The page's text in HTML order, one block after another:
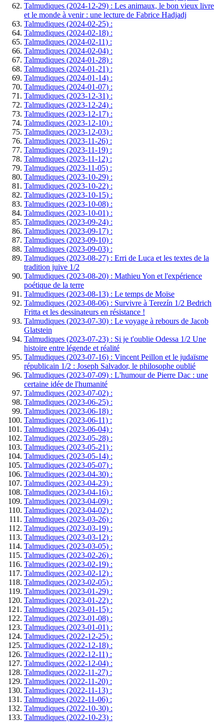
Talmudiques (2024-12-29) : Les animaux, le bon vieux livre
et le monde à venir : une lecture de Fabrice Hadjadj
Talmudiques (2024-02-25) :
Talmudiques (2024-02-18) :
Talmudiques (2024-02-11) :
Talmudiques (2024-02-04) :
Talmudiques (2024-01-28) :
Talmudiques (2024-01-21) :
Talmudiques (2024-01-14) :
Talmudiques (2024-01-07) :
Talmudiques (2023-12-31) :
Talmudiques (2023-12-24) :
Talmudiques (2023-12-17) :
Talmudiques (2023-12-10) :
Talmudiques (2023-12-03) :
Talmudiques (2023-11-26) :
Talmudiques (2023-11-19) :
Talmudiques (2023-11-12) :
Talmudiques (2023-11-05) :
Talmudiques (2023-10-29) :
Talmudiques (2023-10-22) :
Talmudiques (2023-10-15) :
Talmudiques (2023-10-08) :
Talmudiques (2023-10-01) :
Talmudiques (2023-09-24) :
Talmudiques (2023-09-17) :
Talmudiques (2023-09-10) :
Talmudiques (2023-09-03) :
Talmudiques (2023-08-27) : Erri de Luca et les textes de la
tradition juive 1/2
Talmudiques (2023-08-20) : Mathieu Yon et l'expérience
poétique de la terre
Talmudiques (2023-08-13) : Le temps de Moïse
Talmudiques (2023-08-06) : Survivre à Terezín 1/2 Bedrich
Fritta et les dessinateurs en résistance !
Talmudiques (2023-07-30) : Le voyage à rebours de Jacob
Glatstein
Talmudiques (2023-07-23) : Si je t'oublie Odessa 1/2 Une
histoire entre légende et réalité
Talmudiques (2023-07-16) : Vincent Peillon et le judaïsme
républicain 1/2 : Joseph Salvador, le philosophe oublié
Talmudiques (2023-07-09) : L'humour de Pierre Dac : une
certaine idée de l'humanité
Talmudiques (2023-07-02) :
Talmudiques (2023-06-25) :
Talmudiques (2023-06-18) :
Talmudiques (2023-06-11) :
Talmudiques (2023-06-04) :
Talmudiques (2023-05-28) :
Talmudiques (2023-05-21) :
Talmudiques (2023-05-14) :
Talmudiques (2023-05-07) :
Talmudiques (2023-04-30) :
Talmudiques (2023-04-23) :
Talmudiques (2023-04-16) :
Talmudiques (2023-04-09) :
Talmudiques (2023-04-02) :
Talmudiques (2023-03-26) :
Talmudiques (2023-03-19) :
Talmudiques (2023-03-12) :
Talmudiques (2023-03-05) :
Talmudiques (2023-02-26) :
Talmudiques (2023-02-19) :
Talmudiques (2023-02-12) :
Talmudiques (2023-02-05) :
Talmudiques (2023-01-29) :
Talmudiques (2023-01-22) :
Talmudiques (2023-01-15) :
Talmudiques (2023-01-08) :
Talmudiques (2023-01-01) :
Talmudiques (2022-12-25) :
Talmudiques (2022-12-18) :
Talmudiques (2022-12-11) :
Talmudiques (2022-12-04) :
Talmudiques (2022-11-27) :
Talmudiques (2022-11-20) :
Talmudiques (2022-11-13) :
Talmudiques (2022-11-06) :
Talmudiques (2022-10-30) :
Talmudiques (2022-10-23) :